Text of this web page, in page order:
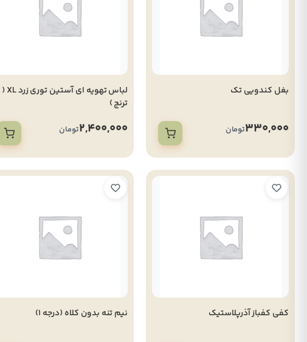
بغل کندویی تک
330,000تومان
لباس تهویه ای آستین توری زرد XL (
ترنج )
2,400,000تومان
کفی کفباز آذرپلاستیک نیم تنه بدون کلاه (درجه 1)